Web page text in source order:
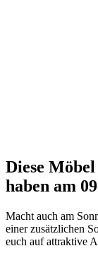
Diese
haben am
Macht auch am
einer zusätzlichen
euch auf attraktive